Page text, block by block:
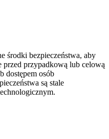
środki bezpieczeństwa, aby
przed przypadkową lub celową
dostępem osób
są stale